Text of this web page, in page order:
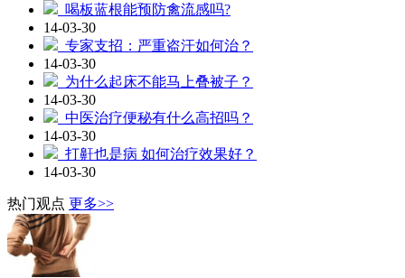
喝板蓝根能预防禽流感吗?
14-03-30
专家支招：严重盗汗如何治？
14-03-30
为什么起床不能马上叠被子？
14-03-30
中医治疗便秘有什么高招吗？
14-03-30
打鼾也是病 如何治疗效果好？
14-03-30
热门观点 更多>>